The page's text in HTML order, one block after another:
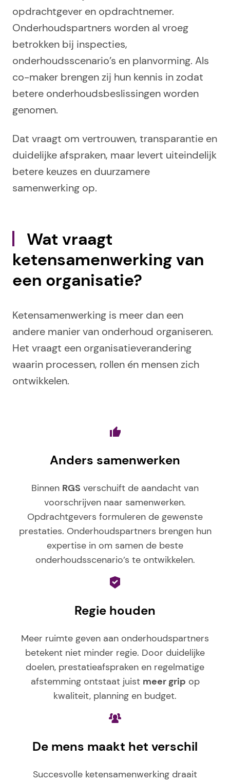
opdrachtgever en opdrachtnemer.
Onderhoudspartners worden al vroeg
betrokken bij inspecties,
onderhoudsscenario’s en planvorming. Als
co-maker brengen zij hun kennis in zodat
betere onderhoudsbeslissingen worden
genomen.
Dat vraagt om vertrouwen, transparantie en
duidelijke afspraken, maar levert uiteindelijk
betere keuzes en duurzamere
samenwerking op.
Wat vraagt
ketensamenwerking van
een organisatie?
Ketensamenwerking is meer dan een
andere manier van onderhoud organiseren.
Het vraagt een organisatieverandering
waarin processen, rollen én mensen zich
ontwikkelen.
Anders samenwerken
Binnen RGS verschuift de aandacht van
voorschrijven naar samenwerken.
Opdrachtgevers formuleren de gewenste
prestaties. Onderhoudspartners brengen hun
expertise in om samen de beste
onderhoudsscenario’s te ontwikkelen.
Regie houden
Meer ruimte geven aan onderhoudspartners
betekent niet minder regie. Door duidelijke
doelen, prestatieafspraken en regelmatige
afstemming ontstaat juist meer grip op
kwaliteit, planning en budget.
De mens maakt het verschil
Succesvolle ketensamenwerking draait